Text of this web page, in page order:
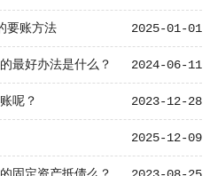
2025-01-01
要账方法
2024-06-11
最好办法是什么？
2023-12-28
呢？
2025-12-09